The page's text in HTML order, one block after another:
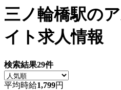
三ノ輪橋駅の
イト求人情報
検索結果29件
平均時給1,799円